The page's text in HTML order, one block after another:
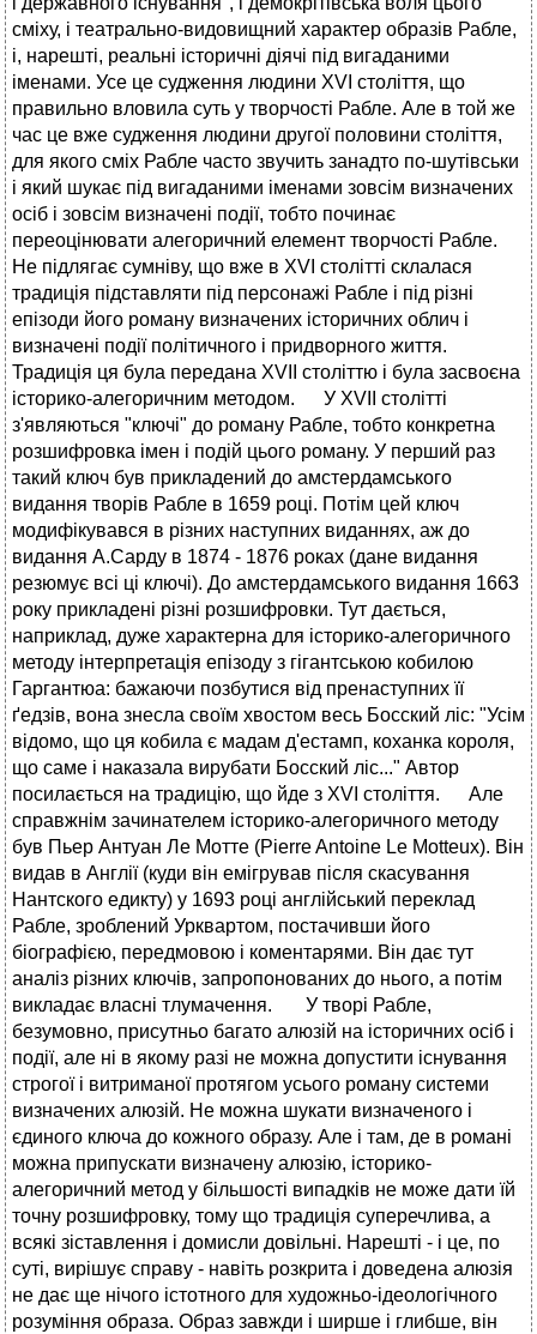
сміху, і театрально-видовищний характер образів Рабле,
і, нарешті, реальні історичні діячі під вигаданими
іменами. Усе це судження людини XVI століття, що
правильно вловила суть у творчості Рабле. Але в той же
час це вже судження людини другої половини століття,
для якого сміх Рабле часто звучить занадто по-шутівськи
і який шукає під вигаданими іменами зовсім визначених
осіб і зовсім визначені події, тобто починає
переоцінювати алегоричний елемент творчості Рабле.
Не підлягає сумніву, що вже в XVI столітті склалася
традиція підставляти під персонажі Рабле і під різні
епізоди його роману визначених історичних облич і
визначені події політичного і придворного життя.
Традиція ця була передана XVII століттю і була засвоєна
історико-алегоричним методом. У XVII столітті
з'являються "ключі" до роману Рабле, тобто конкретна
розшифровка імен і подій цього роману. У перший раз
такий ключ був прикладений до амстердамського
видання творів Рабле в 1659 році. Потім цей ключ
модифікувався в різних наступних виданнях, аж до
видання А.Сарду в 1874 - 1876 роках (дане видання
резюмує всі ці ключі). До амстердамського видання 1663
року прикладені різні розшифровки. Тут дається,
наприклад, дуже характерна для історико-алегоричного
методу інтерпретація епізоду з гігантською кобилою
Гаргантюа: бажаючи позбутися від пренаступних її
ґедзів, вона знесла своїм хвостом весь Босский ліс: "Усім
відомо, що ця кобила є мадам д'естамп, коханка короля,
що саме і наказала вирубати Босский ліс..." Автор
посилається на традицію, що йде з XVI століття. Але
справжнім зачинателем історико-алегоричного методу
був Пьер Антуан Ле Мотте (Pierre Antoine Le Motteux). Він
видав в Англії (куди він емігрував після скасування
Нантского едикту) у 1693 році англійський переклад
Рабле, зроблений Урквартом, постачивши його
біографією, передмовою і коментарями. Він дає тут
аналіз різних ключів, запропонованих до нього, а потім
викладає власні тлумачення. У творі Рабле,
безумовно, присутньо багато алюзій на історичних осіб і
події, але ні в якому разі не можна допустити існування
строгої і витриманої протягом усього роману системи
визначених алюзій. Не можна шукати визначеного і
єдиного ключа до кожного образу. Але і там, де в романі
можна припускати визначену алюзію, історико-
алегоричний метод у більшості випадків не може дати їй
точну розшифровку, тому що традиція суперечлива, а
всякі зіставлення і домисли довільні. Нарешті - і це, по
суті, вирішує справу - навіть розкрита і доведена алюзія
не дає ще нічого істотного для художньо-ідеологічного
розуміння образа. Образ завжди і ширше і глибше, він